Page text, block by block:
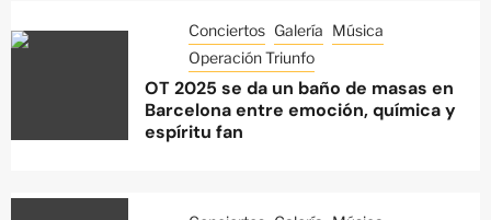
Conciertos Galería Música
Operación Triunfo
OT 2025 se da un baño de masas en
Barcelona entre emoción, química y
espíritu fan